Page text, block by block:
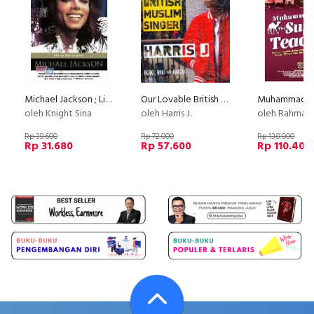
Michael Jackson ; Life of The Legend
oleh Knight Sina
Rp 39.600
Rp 31.680
Our Lovable British Muslim Singer
oleh Harris J.
Rp 72.000
Rp 57.600
oleh
Rp 138.000
Rp 110.400